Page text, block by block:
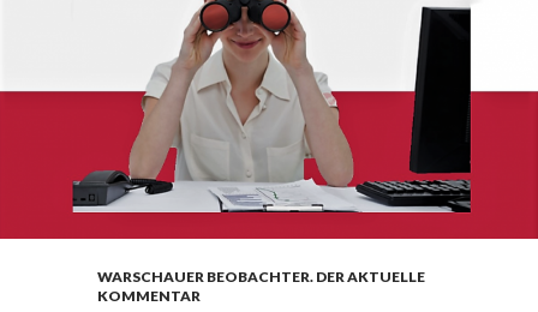
WARSCHAUER BEOBACHTER. DER AKTUELLE
KOMMENTAR